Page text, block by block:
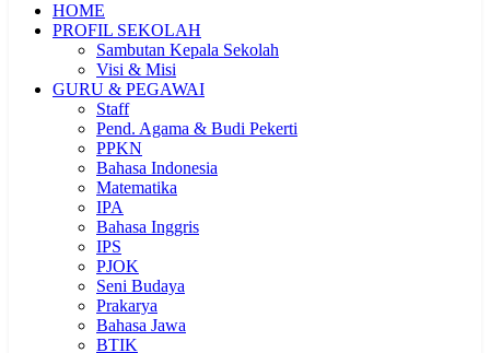
HOME
PROFIL SEKOLAH
Sambutan Kepala Sekolah
Visi & Misi
GURU & PEGAWAI
Staff
Pend. Agama & Budi Pekerti
PPKN
Bahasa Indonesia
Matematika
IPA
Bahasa Inggris
IPS
PJOK
Seni Budaya
Prakarya
Bahasa Jawa
BTIK